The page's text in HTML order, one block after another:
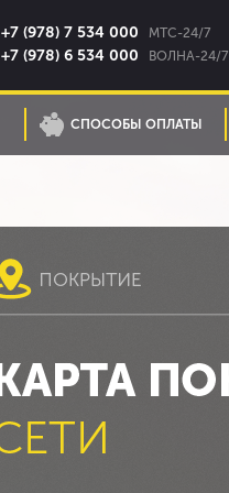
+7 (978) 7 534 000 MTC-24/7
+7 (978) 6 534 000 ВОЛНА-24/7
СПОСОБЫ ОПЛАТЫ